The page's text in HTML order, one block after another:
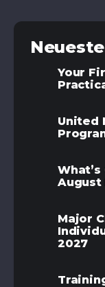
Your
United
August
Major
2027